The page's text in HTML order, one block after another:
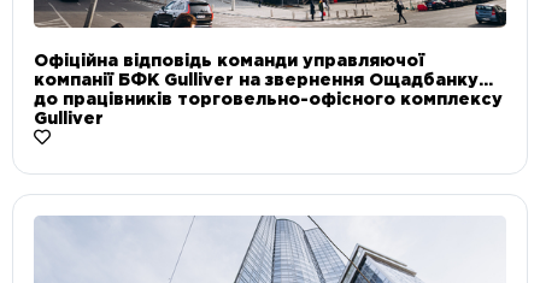
Офіційна відповідь команди управляючої
компанії БФК Gulliver на звернення Ощадбанку
до працівників торговельно-офісного комплексу
Gulliver